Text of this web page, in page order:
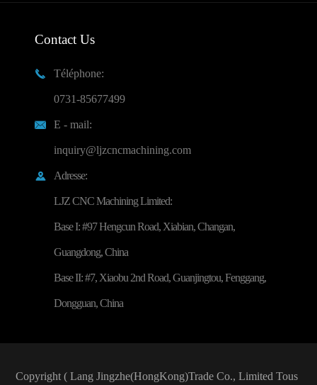
Contact Us

Téléphone:
0731-85677499

E - mail:
inquiry@ljzcncmachining.com

Adresse:
LJZ CNC Machining Limited:
Base I: #97 Hengcun Road, Xiabian, Changan,
Guangdong, China
Base II: #7, Xiaobu 2nd Road, Guanjingtou, Fenggang,
Dongguan, China
Copyright ( Lang Jingzhe(HongKong)Trade Co., LimitedTous